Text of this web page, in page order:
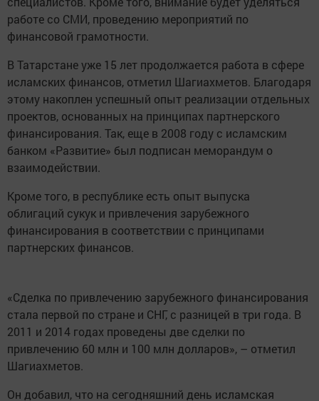
работе со СМИ, проведению мероприятий по
финансовой грамотности.
В Татарстане уже 15 лет продолжается работа в сфере
исламских финансов, отметил Шагиахметов. Благодаря
этому накоплен успешный опыт реализации отдельных
проектов, основанных на принципах партнерского
финансирования. Так, еще в 2008 году с исламским
банком «Развитие» был подписан меморандум о
взаимодействии.
Кроме того, в республике есть опыт выпуска
облигаций сукук и привлечения зарубежного
финансирования в соответствии с принципами
партнерских финансов.
«Сделка по привлечению зарубежного финансирования
стала первой по стране и СНГ, с разницей в три года. В
2011 и 2014 годах проведены две сделки по
привлечению 60 млн и 100 млн долларов», – отметил
Шагиахметов.
Он добавил, что на сегодняшний день исламская